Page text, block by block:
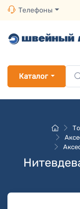
Телефоны
Каталог